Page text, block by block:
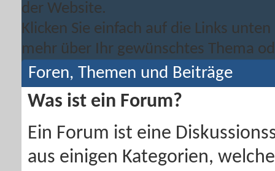
der Website.
Klicken Sie einfach auf die Links
mehr über Ihr gewünschtes Thema
Foren, Themen und Beiträge
Was ist ein Forum?
Ein Forum ist eine
aus einigen Kategorien,